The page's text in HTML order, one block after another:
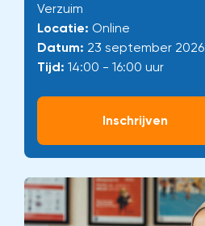
Verzuim
Locatie: Online
Datum: 23 september 2026
Tijd: 14:00 - 16:00 uur
Inschrijven